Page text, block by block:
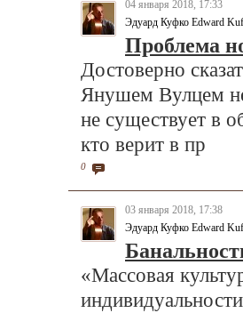
04 января 2018, 17:33
Эдуард Куфко Edward
Проблема
Достоверно
Янушем Вулцем
не существует в
кто верит в пр
0
03 января 2018, 17:38
Эдуард Куфко Edward
«Массовая